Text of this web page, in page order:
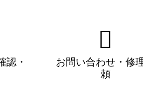
認・
お問い合わせ・修
頼